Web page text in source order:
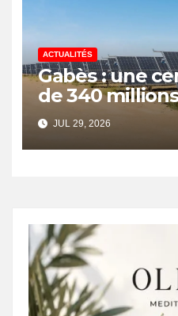
ACTUALITÉS
Gabès : une
de 340
pour
énergétique et
emplois
JUL 29, 2026